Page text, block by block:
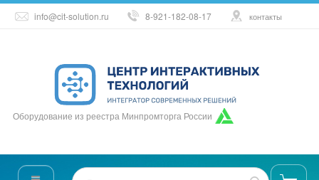
info@cit-solution.ru 8-921-182-08-17 контакты
Оборудование из реестра Минпромторга России